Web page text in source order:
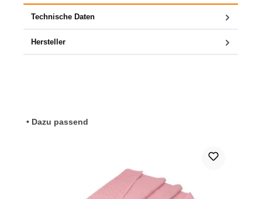
Technische Daten
Hersteller
Produktgalerie überspringen
• Dazu passend